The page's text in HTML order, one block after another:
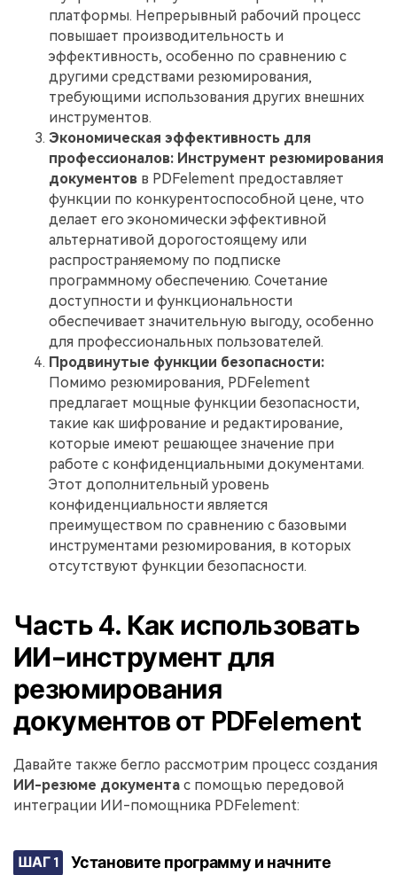
платформы. Непрерывный рабочий процесс
повышает производительность и
эффективность, особенно по сравнению с
другими средствами резюмирования,
требующими использования других внешних
инструментов.
Экономическая эффективность для
профессионалов: Инструмент резюмирования
документов в PDFelement предоставляет
функции по конкурентоспособной цене, что
делает его экономически эффективной
альтернативой дорогостоящему или
распространяемому по подписке
программному обеспечению. Сочетание
доступности и функциональности
обеспечивает значительную выгоду, особенно
для профессиональных пользователей.
Продвинутые функции безопасности:
Помимо резюмирования, PDFelement
предлагает мощные функции безопасности,
такие как шифрование и редактирование,
которые имеют решающее значение при
работе с конфиденциальными документами.
Этот дополнительный уровень
конфиденциальности является
преимуществом по сравнению с базовыми
инструментами резюмирования, в которых
отсутствуют функции безопасности.
Часть 4. Как использовать
ИИ-инструмент для
резюмирования
документов от PDFelement
Давайте также бегло рассмотрим процесс создания
ИИ-резюме документа с помощью передовой
интеграции ИИ-помощника PDFelement:
ШАГ 1
Установите программу и начните